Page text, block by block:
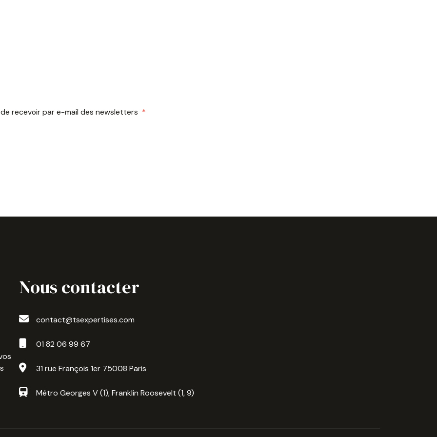
recevoir par e-mail des newsletters *
Nous contacter
contact@tsexpertises.com
01 82 06 99 67
31 rue François 1er 75008 Paris
Métro Georges V (1), Franklin Roosevelt (1, 9)
à des
personnelles permet
aussi d’interagir
à tout dépôt de
sur votre terminal.